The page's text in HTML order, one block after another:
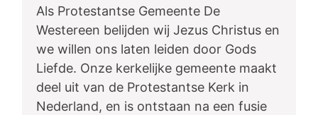
Als Protestantse Gemeente De
Westereen belijden wij Jezus Christus en
we willen ons laten leiden door Gods
Liefde. Onze kerkelijke gemeente maakt
deel uit van de Protestantse Kerk in
Nederland, en is ontstaan na een fusie